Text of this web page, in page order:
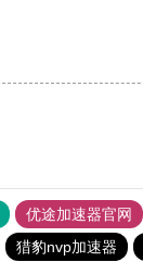
优途加速器官网
猎豹nvp加速器